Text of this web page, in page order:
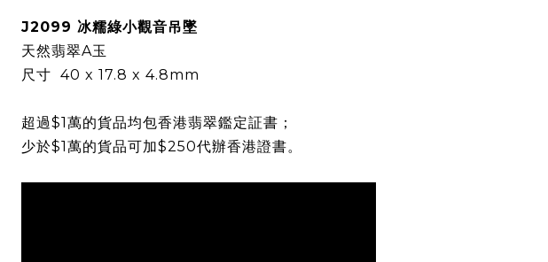
J2099 冰糯綠小觀音吊墜
天然翡翠A玉
尺寸 40 x 17.8 x 4.8mm
超過$1萬的貨品均包香港翡翠鑑定証書；
少於$1萬的貨品可加$250代辦香港證書。